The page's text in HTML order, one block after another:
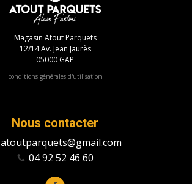
Magasin Atout Parquets
12/14 Av. Jean Jaurès
05000 GAP
conditions générales d'utilisation
Nous contacter
atoutparquets@gmail.com
04 92 52 46 60